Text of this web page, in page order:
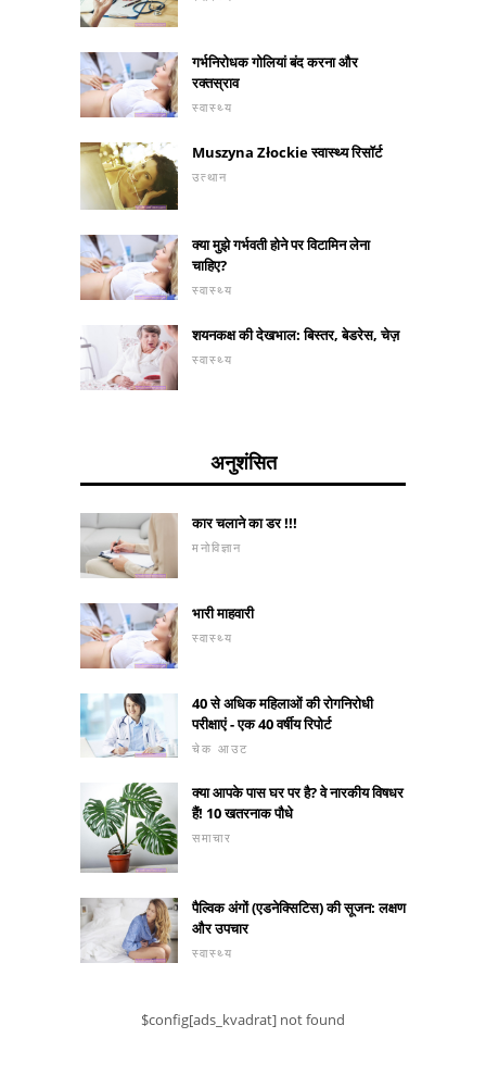
गर्भनिरोधक गोलियां बंद करना और
रक्तस्राव
स्वास्थ्य
Muszyna Złockie स्वास्थ्य रिसॉर्ट
उत्थान
क्या मुझे गर्भवती होने पर विटामिन लेना
चाहिए?
स्वास्थ्य
शयनकक्ष की देखभाल: बिस्तर, बेडरेस, चेज़
स्वास्थ्य
अनुशंसित
कार चलाने का डर !!!
मनोविज्ञान
भारी माहवारी
स्वास्थ्य
40 से अधिक महिलाओं की रोगनिरोधी
परीक्षाएं - एक 40 वर्षीय रिपोर्ट
चेक आउट
क्या आपके पास घर पर है? वे नारकीय विषधर
हैं! 10 खतरनाक पौधे
समाचार
पैल्विक अंगों (एडनेक्सिटिस) की सूजन: लक्षण
और उपचार
स्वास्थ्य
$config[ads_kvadrat] not found